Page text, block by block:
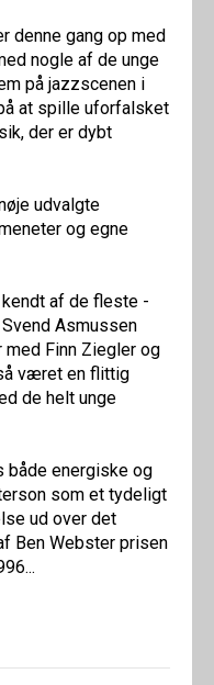
denne gang op med
nogle af de unge
på jazzscenen i
at spille uforfalsket
der er dybt
udvalgte
og egne
af de fleste -
Asmussen
Finn Ziegler og
været en flittig
de helt unge
både energiske og
som et tydeligt
ud over det
Ben Webster prisen